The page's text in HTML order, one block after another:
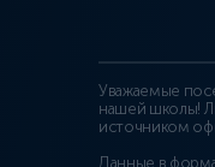
Уважаемые
нашей школы!
источником
Данные в